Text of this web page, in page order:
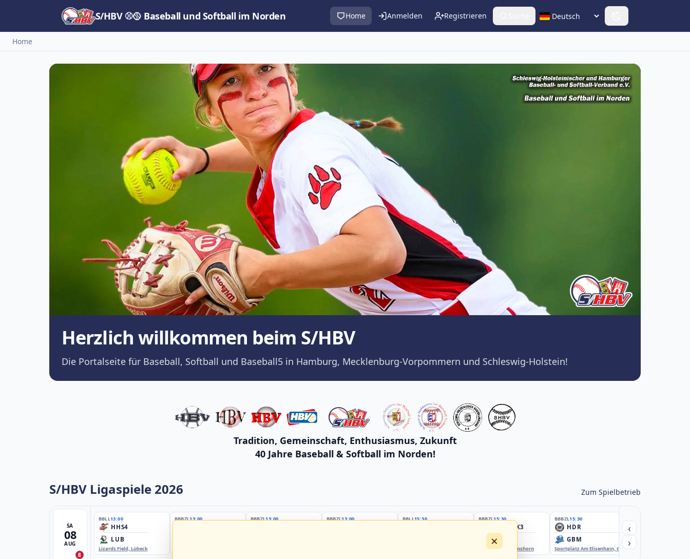
S/HBV ⚾🥎 Baseball und Softball im Norden Home Anmelden Registrieren Sprache wählen
Home
Herzlich willkommen beim S/HBV
Die Portalseite für Baseball, Softball und Baseball5 in Hamburg, Mecklenburg-Vorpommern und Schleswig-Holstein!
Tradition, Gemeinschaft, Enthusiasmus, Zukunft
40 Jahre Baseball & Softball im Norden!
S/HBV Ligaspiele 2026 Zum Spielbetrieb
SA
08
AUG
8
BBLL13:00
HHS4
LUB
Lizards Field, Lübeck
BBBZL13:00 BBBZL13:00 BBBZL13:00 BBLL15:30 BBBZL15:30
HSV/HHK3
ELM
EBE-Ballpark, Elmshorn
BBBZL15:30
HDR
GBM
Sportplatz Am Elisenhain, Greifswald-Eldena
Förde Ballpark (Kilia-
‹
›
×